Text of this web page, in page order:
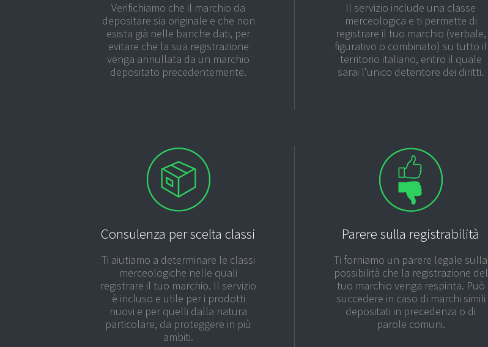
Verifichiamo che il marchio da
depositare sia originale e che non
esista già nelle banche dati, per
evitare che la sua registrazione
venga annullata da un marchio
depositato precedentemente.
Il servizio include una classe
merceologica e ti permette di
registrare il tuo marchio (verbale,
figurativo o combinato) su tutto il
territorio italiano, entro il quale
sarai l'unico detentore dei diritti.
Consulenza per scelta classi
Ti aiutiamo a determinare le classi
merceologiche nelle quali
registrare il tuo marchio. Il servizio
è incluso e utile per i prodotti
nuovi e per quelli dalla natura
particolare, da proteggere in più
ambiti.
Parere sulla registrabilità
Ti forniamo un parere legale sulla
possibilità che la registrazione del
tuo marchio venga respinta. Può
succedere in caso di marchi simili
depositati in precedenza o di
parole comuni.